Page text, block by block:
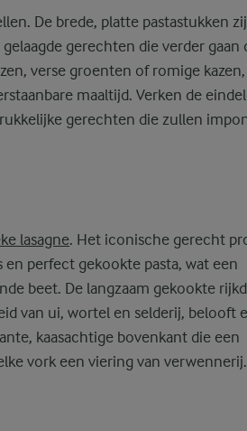
De brede, platte pastastukken
gerechten die verder gaan
verse groenten of romige kazen,
maaltijd. Verken de
gerechten die zullen
lasagne. Het iconische gerecht
perfect gekookte pasta, wat een
beet. De langzaam gekookte
van ui, wortel en selderij, belooft
kaasachtige bovenkant die een
vork een viering van verwennerij.